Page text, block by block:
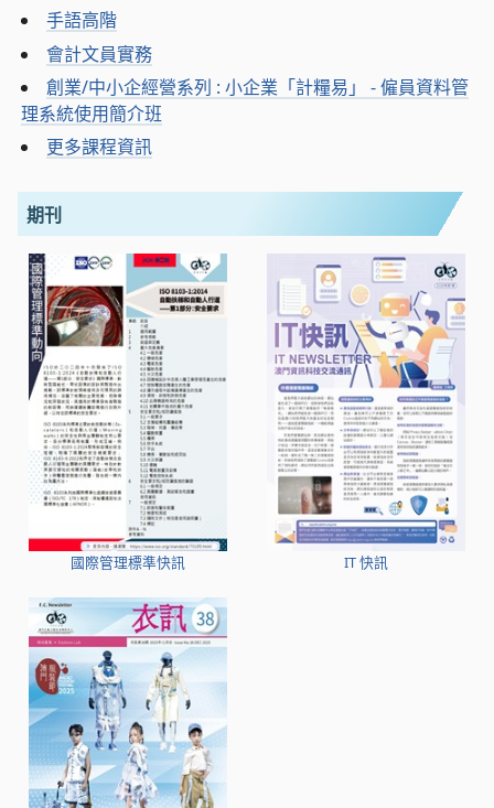
手語高階
會計文員實務
創業/中小企經營系列 : 小企業「計糧易」 - 僱員資料管
理系統使用簡介班
更多課程資訊
期刊
國際管理標準快訊 IT 快訊